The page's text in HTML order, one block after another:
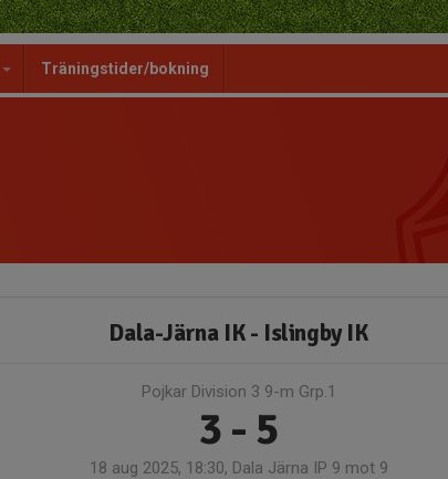
Träningstider/bokning
Dala-Järna IK - Islingby IK
Pojkar Division 3 9-m Grp.1
3 - 5
18 aug 2025, 18:30, Dala Järna IP 9 mot 9